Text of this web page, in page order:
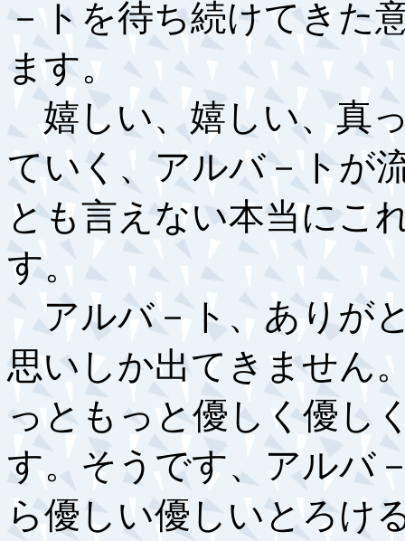
－トを待ち続けてきた
ます。
嬉しい、嬉しい、真
ていく、アルバ－トが
とも言えない本当にこ
す。
アルバ－ト、ありが
思いしか出てきません
っともっと優しく優し
す。そうです、アルバ
ら優しい優しいとろけ